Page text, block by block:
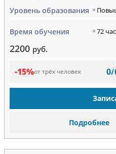
Уровень образования
Время обучения 72
2200 руб.
-15%от трёх человек 0/
Подробнее